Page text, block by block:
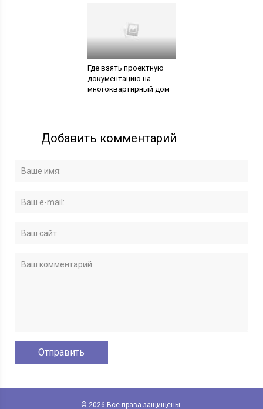
Где взять проектную
документацию на
многоквартирный дом
Добавить комментарий
© 2026 Все права защищены.